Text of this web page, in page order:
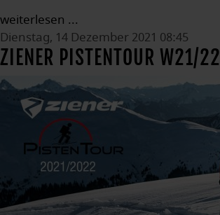
weiterlesen ...
Dienstag, 14 Dezember 2021 08:45
ZIENER PISTENTOUR W21/22